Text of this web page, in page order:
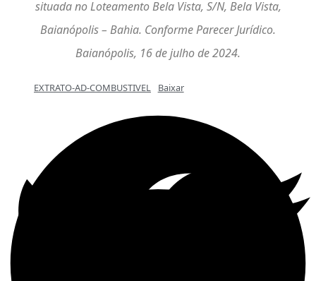
situada no Loteamento Bela Vista, S/N, Bela Vista,
Baianópolis – Bahia. Conforme Parecer Jurídico.
Baianópolis, 16 de julho de 2024.
EXTRATO-AD-COMBUSTIVEL Baixar